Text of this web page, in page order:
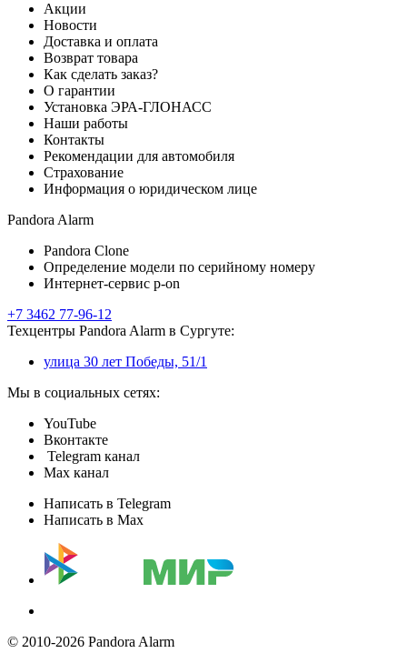
Акции
Новости
Доставка и оплата
Возврат товара
Как сделать заказ?
О гарантии
Установка ЭРА-ГЛОНАСС
Наши работы
Контакты
Рекомендации для автомобиля
Страхование
Информация о юридическом лице
Pandora Alarm
Pandora Clone
Определение модели по серийному номеру
Интернет-сервис p-on
+7 3462 77-96-12
Техцентры Pandora Alarm в Сургуте:
улица 30 лет Победы, 51/1
Мы в социальных сетях:
YouTube
Вконтакте
Telegram канал
Max канал
Написать в Telegram
Написать в Max
© 2010-2026 Pandora Alarm